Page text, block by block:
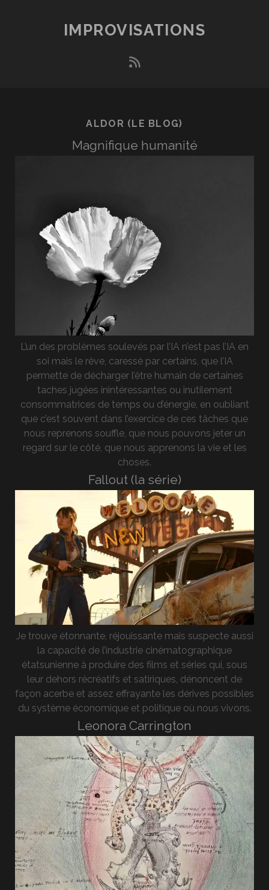
IMPROVISATIONS
rss
ALDOR (LE BLOG)
Magnifique humanité
L’un des problèmes soulevés par l’IA n’est pas l’IA en
soi mais le rêve, caressé par certains, que l’IA
permette de décharger l’être humain de certaines
taches jugées inintéressantes ou inutilement
consommatrices de temps ou d’énergie, en oubliant
que c’est souvent dans l’exercice de ces tâches que
nous reprenons souffle, que nous pouvons jeter un
regard sur le côté, que nous apprenons la vie et les
choses.
Fallout (la série)
Je trouve étonnante, réjouissante mais suspecte aussi
la capacité de l’industrie cinématographique
étatsunienne à produire des films et séries qui, sous
leur dehors récréatifs et satiriques, dénoncent de
façon acerbe et assez effrayante les dérives possibles
du système économique et politique où nous vivons.
Leonora Carrington